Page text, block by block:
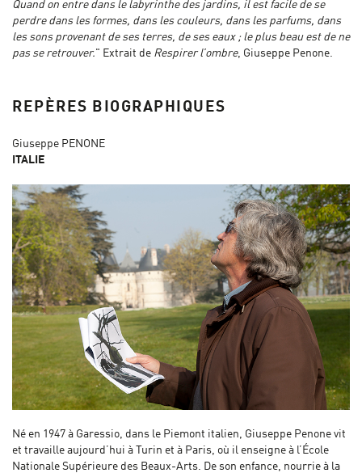
Quand on entre dans le labyrinthe des jardins, il est facile de se
perdre dans les formes, dans les couleurs, dans les parfums, dans
les sons provenant de ses terres, deses eaux ; le plus beau est de ne
pas se retrouver." Extrait de Respirer l’ombre, Giuseppe Penone.
REPÈRES BIOGRAPHIQUES
Giuseppe PENONE
ITALIE
Né en 1947 à Garessio, dans le Piemont italien, Giuseppe Penone vit
et travaille aujourd’hui à Turin et à Paris, où il enseigne à l’École
Nationale Supérieure des Beaux-Arts. De son enfance, nourrie à la